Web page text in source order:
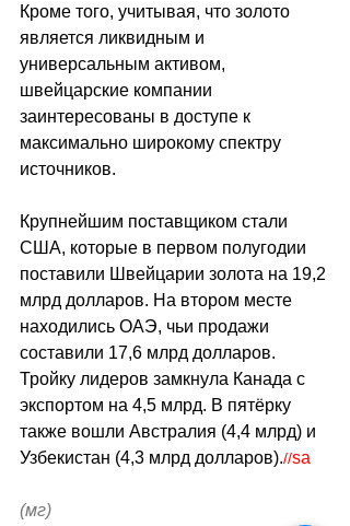
Кроме того, учитывая, что золото
является ликвидным и
универсальным активом,
швейцарские компании
заинтересованы в доступе к
максимально широкому спектру
источников.
Крупнейшим поставщиком стали
США, которые в первом полугодии
поставили Швейцарии золота на 19,2
млрд долларов. На втором месте
находились ОАЭ, чьи продажи
составили 17,6 млрд долларов.
Тройку лидеров замкнула Канада с
экспортом на 4,5 млрд. В пятёрку
также вошли Австралия (4,4 млрд) и
Узбекистан (4,3 млрд долларов).//sa
(мг)